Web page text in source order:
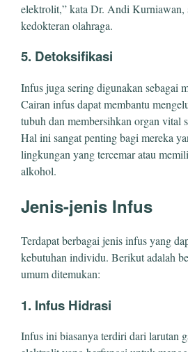
elektrolit,” kata Dr. Andi Kurniawan,
kedokteran olahraga.
5. Detoksifikasi
Infus juga sering digunakan sebagai
Cairan infus dapat membantu
tubuh dan membersihkan organ vital
Hal ini sangat penting bagi mereka
lingkungan yang tercemar atau
alkohol.
Jenis-jenis Infus
Terdapat berbagai jenis infus yang
kebutuhan individu. Berikut adalah
umum ditemukan:
1. Infus Hidrasi
Infus ini biasanya terdiri dari larutan